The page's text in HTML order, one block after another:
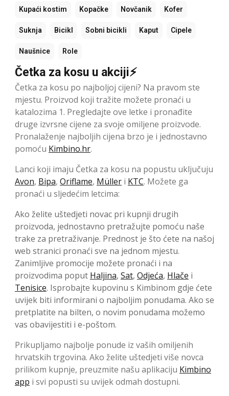
Kupaći kostim Kopačke Novčanik Kofer
Suknja Bicikl Sobni bicikli Kaput Cipele
Naušnice Role
Četka za kosu u akciji⚡
Četka za kosu po najboljoj cijeni? Na pravom ste
mjestu. Proizvod koji tražite možete pronaći u
katalozima 1. Pregledajte ove letke i pronađite
druge izvrsne cijene za svoje omiljene proizvode.
Pronalaženje najboljih cijena brzo je i jednostavno
pomoću Kimbino.hr.
Lanci koji imaju Četka za kosu na popustu uključuju
Avon, Bipa, Oriflame, Müller i KTC. Možete ga
pronaći u sljedećim letcima:
Ako želite uštedjeti novac pri kupnji drugih
proizvoda, jednostavno pretražujte pomoću naše
trake za pretraživanje. Prednost je što ćete na našoj
web stranici pronaći sve na jednom mjestu.
Zanimljive promocije možete pronaći i na
proizvodima poput Haljina, Sat, Odjeća, Hlače i
Tenisice. Isprobajte kupovinu s Kimbinom gdje ćete
uvijek biti informirani o najboljim ponudama. Ako se
pretplatite na bilten, o novim ponudama možemo
vas obavijestiti i e-poštom.
Prikupljamo najbolje ponude iz vaših omiljenih
hrvatskih trgovina. Ako želite uštedjeti više novca
prilikom kupnje, preuzmite našu aplikaciju Kimbino
app i svi popusti su uvijek odmah dostupni.